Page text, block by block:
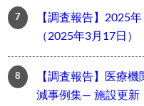
【調査報告】2025
（2025年3月17日）
【調査報告】医療
減事例集― 施設更新